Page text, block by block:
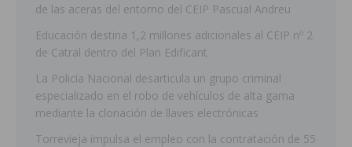
de las aceras del entorno del CEIP Pascual Andreu
Educación destina 1,2 millones adicionales al CEIP nº 2
de Catral dentro del Plan Edificant
La Policía Nacional desarticula un grupo criminal
especializado en el robo de vehículos de alta gama
mediante la clonación de llaves electrónicas
Torrevieja impulsa el empleo con la contratación de 55